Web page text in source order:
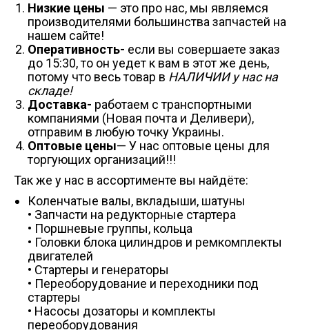
Низкие цены — это про нас, мы являемся
производителями большинства запчастей на
нашем сайте!
Оперативность- если вы совершаете заказ
до 15:30, то он уедет к вам в этот же день,
потому что весь товар в НАЛИЧИИ у нас на
складе!
Доставка- работаем с транспортными
компаниями (Новая почта и Деливери),
отправим в любую точку Украины.
Оптовые цены— У нас оптовые цены для
торгующих организаций!!!
Так же у нас в ассортименте вы найдёте:
Коленчатые валы, вкладыши, шатуны
• Запчасти на редукторные стартера
• Поршневые группы, кольца
• Головки блока цилиндров и ремкомплекты
двигателей
• Стартеры и генераторы
• Переоборудование и переходники под
стартеры
• Насосы дозаторы и комплекты
переоборудования